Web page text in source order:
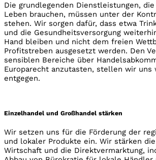
Die grundlegenden Dienstleistungen,
Leben brauchen, müssen unter der
stehen. Wir sorgen dafür, dass etwa
und die Gesundheitsversorgung
Hand bleiben und nicht dem freien
Profitstreben ausgesetzt werden. Den
sensiblen Bereiche über
Europarecht anzutasten, stellen wir uns
entgegen.
Einzelhandel und Großhandel stärken
Wir setzen uns für die Förderung der
und lokaler Produkte ein. Wir stärken
Wirtschaft und die Direktvermarktung,